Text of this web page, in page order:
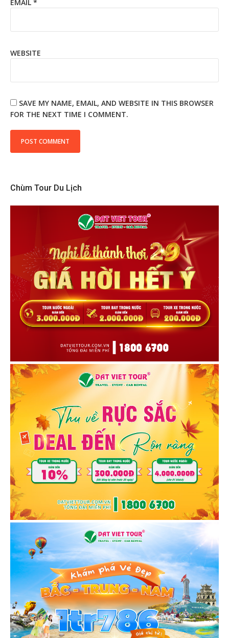
EMAIL *
WEBSITE
SAVE MY NAME, EMAIL, AND WEBSITE IN THIS BROWSER
FOR THE NEXT TIME I COMMENT.
Chùm Tour Du Lịch